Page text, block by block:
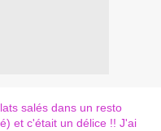
salés dans un resto
et c'était un délice !! J'ai